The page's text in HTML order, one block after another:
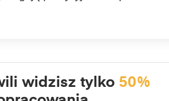
widzisz tylko 50%